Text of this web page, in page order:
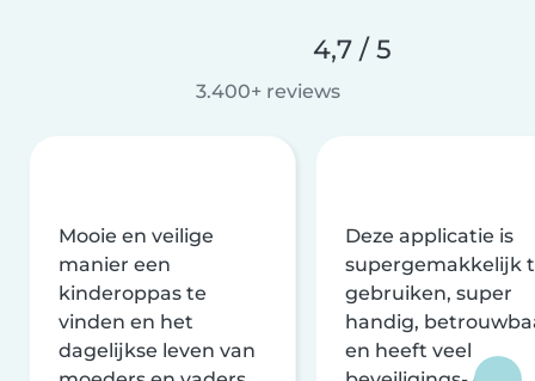
4,7 / 5
3.400+ reviews
Mooie en veilige
manier een
kinderoppas te
vinden en het
dagelijkse leven van
Deze applicatie is
supergemakkelijk
gebruiken, super
handig,
en heeft veel